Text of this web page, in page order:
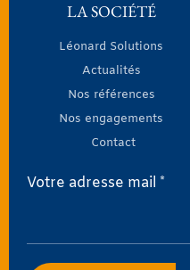
LA SOCIÉTÉ
Léonard Solutions
Actualités
Nos références
Nos engagements
Contact
Votre adresse mail *